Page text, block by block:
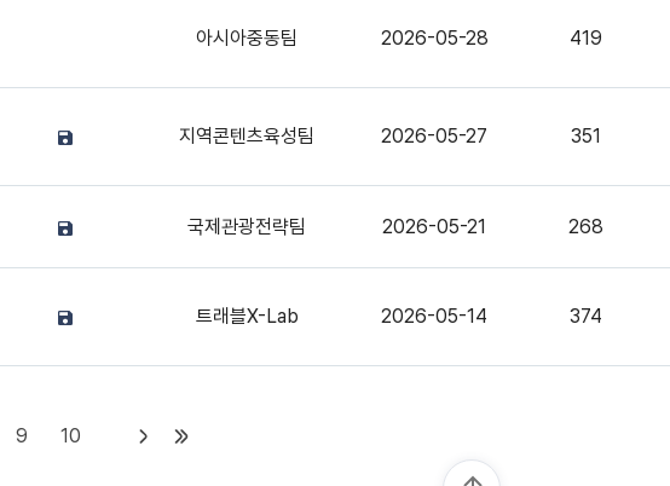
아시아중동팀 2026-05-28 419
지역콘텐츠육성팀 2026-05-27 351
국제관광전략팀 2026-05-21 268
트래블X-Lab 2026-05-14 374
9 10